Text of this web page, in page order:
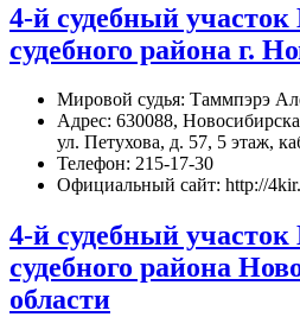
4-й судебный участок
судебного района г.
Мировой судья: Таммпэрэ
Адрес: 630088,
ул. Петухова, д. 57, 5 этаж,
Телефон: 215-17-30
Официальный сайт: http://
4-й судебный
судебного района
области